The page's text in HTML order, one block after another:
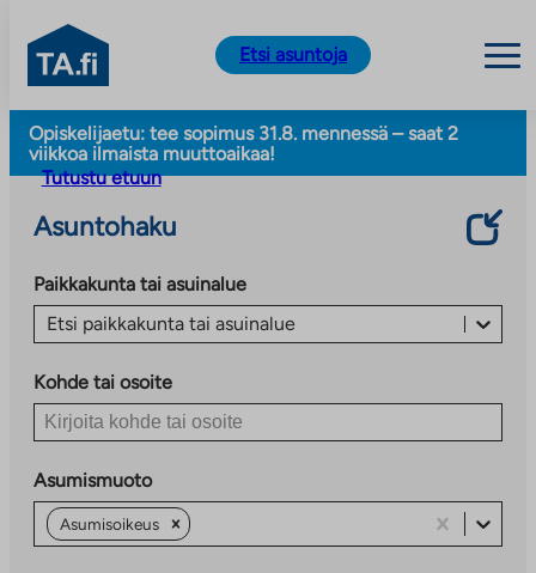
Siirry
sisältöön
TA.fi
Etsi asuntoja
Opiskelijaetu: tee sopimus 31.8. mennessä – saat 2
viikkoa ilmaista muuttoaikaa!
Tutustu etuun
Asuntohaku
Paikkakunta tai asuinalue
Etsi paikkakunta tai asuinalue
Kohde tai osoite
Asumismuoto
Asumisoikeus